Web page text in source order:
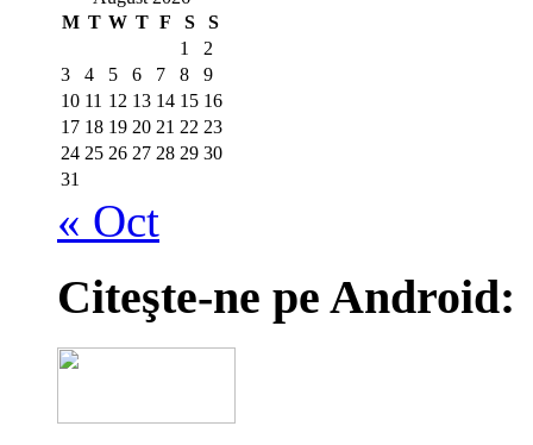
M T W T F S
S
1
2
3
4 5 6 7 8
9
10 11 12 13 14 15 16
17 18 19 20 21 22 23
24 25 26 27 28 29 30
31
« Oct
Citeşte-ne pe Android: